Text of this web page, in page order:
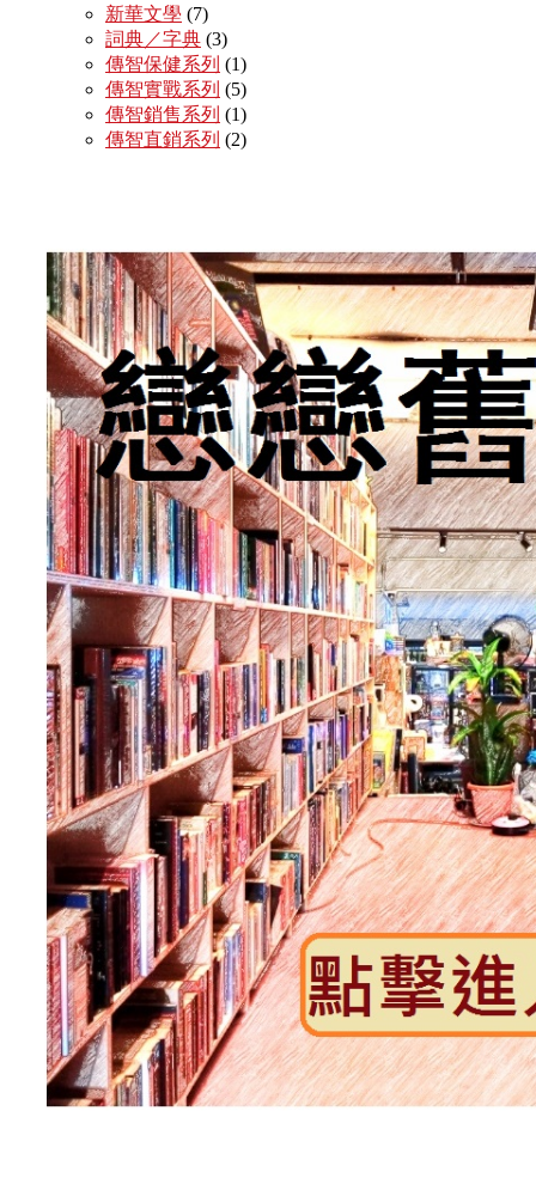
新華文學 (7)
詞典／字典 (3)
傳智保健系列 (1)
傳智實戰系列 (5)
傳智銷售系列 (1)
傳智直銷系列 (2)